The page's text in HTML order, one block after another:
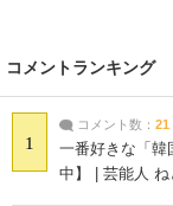
コメントランキング
1
コメント数： 21
一番好きな「韓
中】 | 芸能人